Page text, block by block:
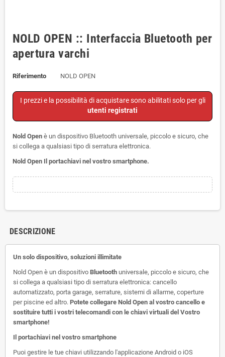
NOLD OPEN :: Interfaccia Bluetooth per
apertura varchi
Riferimento NOLD OPEN
I prezzi e la possibilità di acquistare sono abilitati solo per gli
utenti registrati
Nold Open è un dispositivo Bluetooth universale, piccolo e sicuro, che
si collega a qualsiasi tipo di serratura elettronica.
Nold Open Il portachiavi nel vostro smartphone.
DESCRIZIONE
Un solo dispositivo, soluzioni illimitate
Nold Open è un dispositivo Bluetooth universale, piccolo e sicuro, che
si collega a qualsiasi tipo di serratura elettronica: cancello
automatizzato, porta garage, serrature, sistemi di allarme, coperture
per piscine ed altro. Potete collegare Nold Open al vostro cancello e
sostituire tutti i vostri telecomandi con le chiavi virtuali del Vostro
smartphone!
Il portachiavi nel vostro smartphone
Puoi gestire le tue chiavi utilizzando l'applicazione Android o iOS